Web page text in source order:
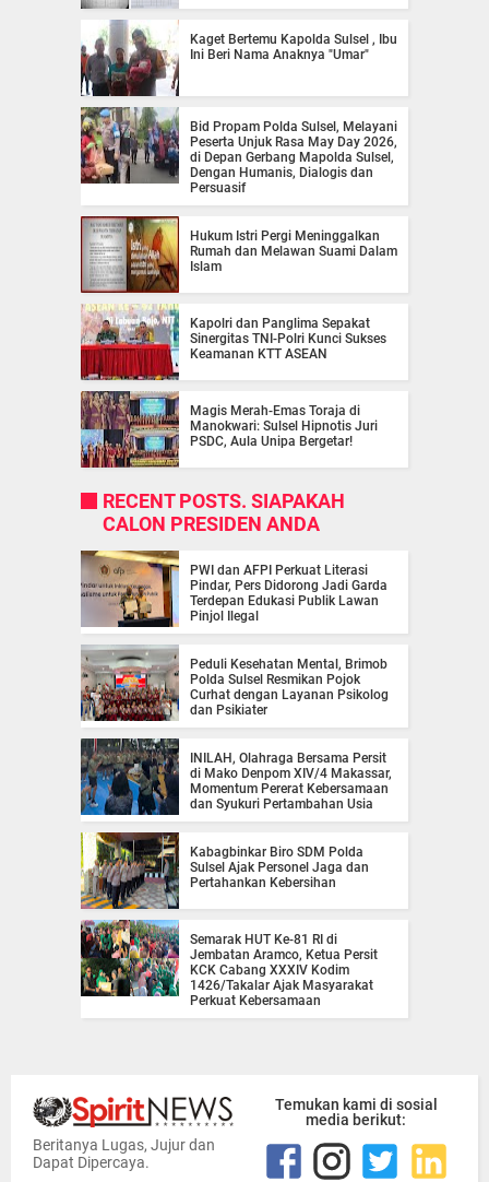
Kaget Bertemu Kapolda Sulsel , Ibu
Ini Beri Nama Anaknya "Umar"
Bid Propam Polda Sulsel, Melayani
Peserta Unjuk Rasa May Day 2026,
di Depan Gerbang Mapolda Sulsel,
Dengan Humanis, Dialogis dan
Persuasif
Hukum Istri Pergi Meninggalkan
Rumah dan Melawan Suami Dalam
Islam
Kapolri dan Panglima Sepakat
Sinergitas TNI-Polri Kunci Sukses
Keamanan KTT ASEAN
Magis Merah-Emas Toraja di
Manokwari: Sulsel Hipnotis Juri
PSDC, Aula Unipa Bergetar!
RECENT POSTS. SIAPAKAH
CALON PRESIDEN ANDA
PWI dan AFPI Perkuat Literasi
Pindar, Pers Didorong Jadi Garda
Terdepan Edukasi Publik Lawan
Pinjol Ilegal
Peduli Kesehatan Mental, Brimob
Polda Sulsel Resmikan Pojok
Curhat dengan Layanan Psikolog
dan Psikiater
INILAH, Olahraga Bersama Persit
di Mako Denpom XIV/4 Makassar,
Momentum Pererat Kebersamaan
dan Syukuri Pertambahan Usia
Kabagbinkar Biro SDM Polda
Sulsel Ajak Personel Jaga dan
Pertahankan Kebersihan
Semarak HUT Ke-81 RI di
Jembatan Aramco, Ketua Persit
KCK Cabang XXXIV Kodim
1426/Takalar Ajak Masyarakat
Perkuat Kebersamaan
Beritanya Lugas, Jujur dan
Dapat Dipercaya.
Temukan kami di sosial
media berikut: